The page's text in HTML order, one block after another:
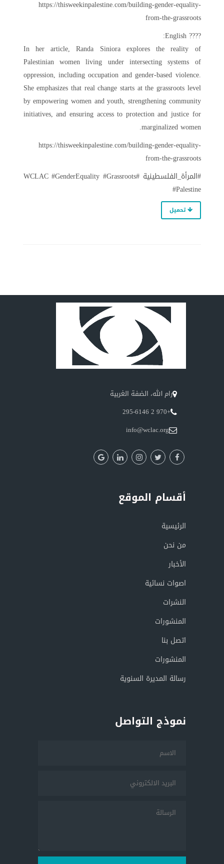
https://thisweekinpalestine.com/building-gender-equality-
from-the-grassroots
???? English:
In her article, Randa Siniora explores the reality of
Palestinian women living under intersecting systems of
oppression, including occupation and gender-based violence.
She emphasizes that real change starts at the grassroots level
by empowering women and youth, strengthening community
initiatives, and ensuring access to protection and justice for
marginalized women.
https://thisweekinpalestine.com/building-gender-equality-
from-the-grassroots
#المرأة_الفلسطينية #WCLAC #GenderEquality #Grassroots
#Palestine
تحميل
رام الله، الضفة الغربية
+970 2 295-6146
info@wclac.org
أقسام الموقع
الرئيسية
من نحن
الأخبار
اصوات نسائية
النشرات
المنشورات
اتصل بنا
المنشورات
رسالة المديرة السنوية
نموذج التواصل